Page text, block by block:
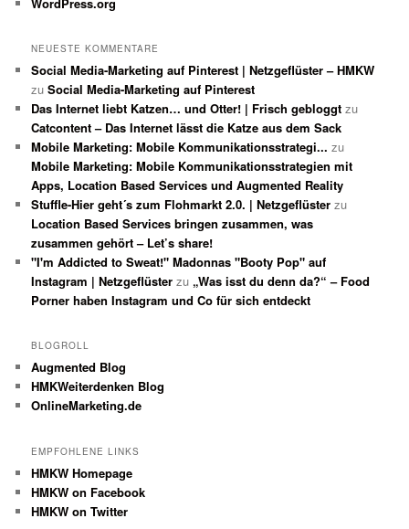
NEUESTE KOMMENTARE
Social Media-Marketing auf Pinterest | Netzgeflüster – HMKW
zuSocial Media-Marketing auf Pinterest
Das Internet liebt Katzen… und Otter! | Frisch gebloggt zu
Catcontent – Das Internet lässt die Katze aus dem Sack
Mobile Marketing: Mobile Kommunikationsstrategi... zu
Mobile Marketing: Mobile Kommunikationsstrategien mit
Apps, Location Based Services und Augmented Reality
Stuffle-Hier geht´s zum Flohmarkt 2.0. | Netzgeflüster zu
Location Based Services bringen zusammen, was
zusammen gehört – Let’s share!
"I'm Addicted to Sweat!" Madonnas "Booty Pop" auf
Instagram | Netzgeflüster zu „Was isst du denn da?“ – Food
Porner haben Instagram und Co für sich entdeckt
BLOGROLL
Augmented Blog
HMKWeiterdenken Blog
OnlineMarketing.de
EMPFOHLENE LINKS
HMKW Homepage
HMKW on Facebook
HMKW on Twitter